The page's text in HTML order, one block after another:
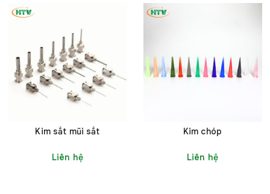
Kim sắt mũi sắt
Liên hệ
Kim chóp
Liên hệ